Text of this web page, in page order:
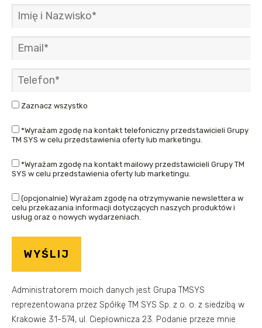
Zaznacz wszystko
*Wyrażam zgodę na kontakt telefoniczny przedstawicieli Grupy
TM SYS w celu przedstawienia oferty lub marketingu.
*Wyrażam zgodę na kontakt mailowy przedstawicieli Grupy TM
SYS w celu przedstawienia oferty lub marketingu.
(opcjonalnie) Wyrażam zgodę na otrzymywanie newslettera w
celu przekazania informacji dotyczących naszych produktów i
usług oraz o nowych wydarzeniach.
Administratorem moich danych jest Grupa TMSYS
reprezentowana przez Spółkę TM SYS Sp. z o. o. z siedzibą w
Krakowie 31-574, ul. Ciepłownicza 23. Podanie przeze mnie